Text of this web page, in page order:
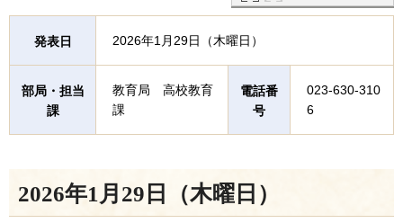
発表日 2026年1月29日（木曜日）
部局・担当
課
教育局 高校教育
課
電話番
号
023-630-310
6
2026年1月29日（木曜日）